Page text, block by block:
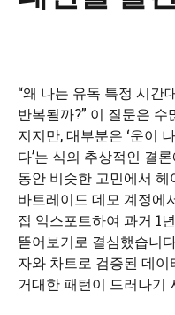
“왜 나는 유독 특정 시간
반복될까?” 이 질문은
지지만, 대부분은 ‘운이
다’는 식의 추상적인 결
동안 비슷한 고민에서
바트레이드 데모 계정에
접 익스포트하여 과거 1
뜯어보기로 결심했습니
자와 차트로 검증된 데
거대한 패턴이 드러나기